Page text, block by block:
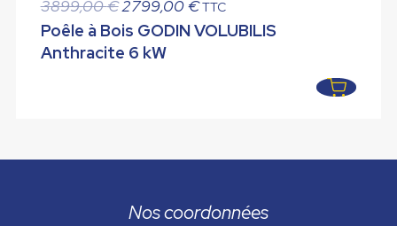
3899,00€ Le
prix
initial
2799,00€Le
prix
TTC
Poêle à Bois GODIN VOLUBILIS
Anthracite 6 kW
Nos coordonnées